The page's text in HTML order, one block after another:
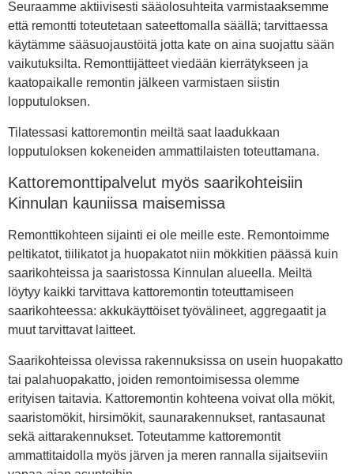
Seuraamme aktiivisesti sääolosuhteita varmistaaksemme
että remontti toteutetaan sateettomalla säällä; tarvittaessa
käytämme sääsuojaustöitä jotta kate on aina suojattu sään
vaikutuksilta. Remonttijätteet viedään kierrätykseen ja
kaatopaikalle remontin jälkeen varmistaen siistin
lopputuloksen.
Tilatessasi kattoremontin meiltä saat laadukkaan
lopputuloksen kokeneiden ammattilaisten toteuttamana.
Kattoremonttipalvelut myös saarikohteisiin
Kinnulan kauniissa maisemissa
Remonttikohteen sijainti ei ole meille este. Remontoimme
peltikatot, tiilikatot ja huopakatot niin mökkitien päässä kuin
saarikohteissa ja saaristossa Kinnulan alueella. Meiltä
löytyy kaikki tarvittava kattoremontin toteuttamiseen
saarikohteessa: akkukäyttöiset työvälineet, aggregaatit ja
muut tarvittavat laitteet.
Saarikohteissa olevissa rakennuksissa on usein huopakatto
tai palahuopakatto, joiden remontoimisessa olemme
erityisen taitavia. Kattoremontin kohteena voivat olla mökit,
saaristomökit, hirsimökit, saunarakennukset, rantasaunat
sekä aittarakennukset. Toteutamme kattoremontit
ammattitaidolla myös järven ja meren rannalla sijaitseviin